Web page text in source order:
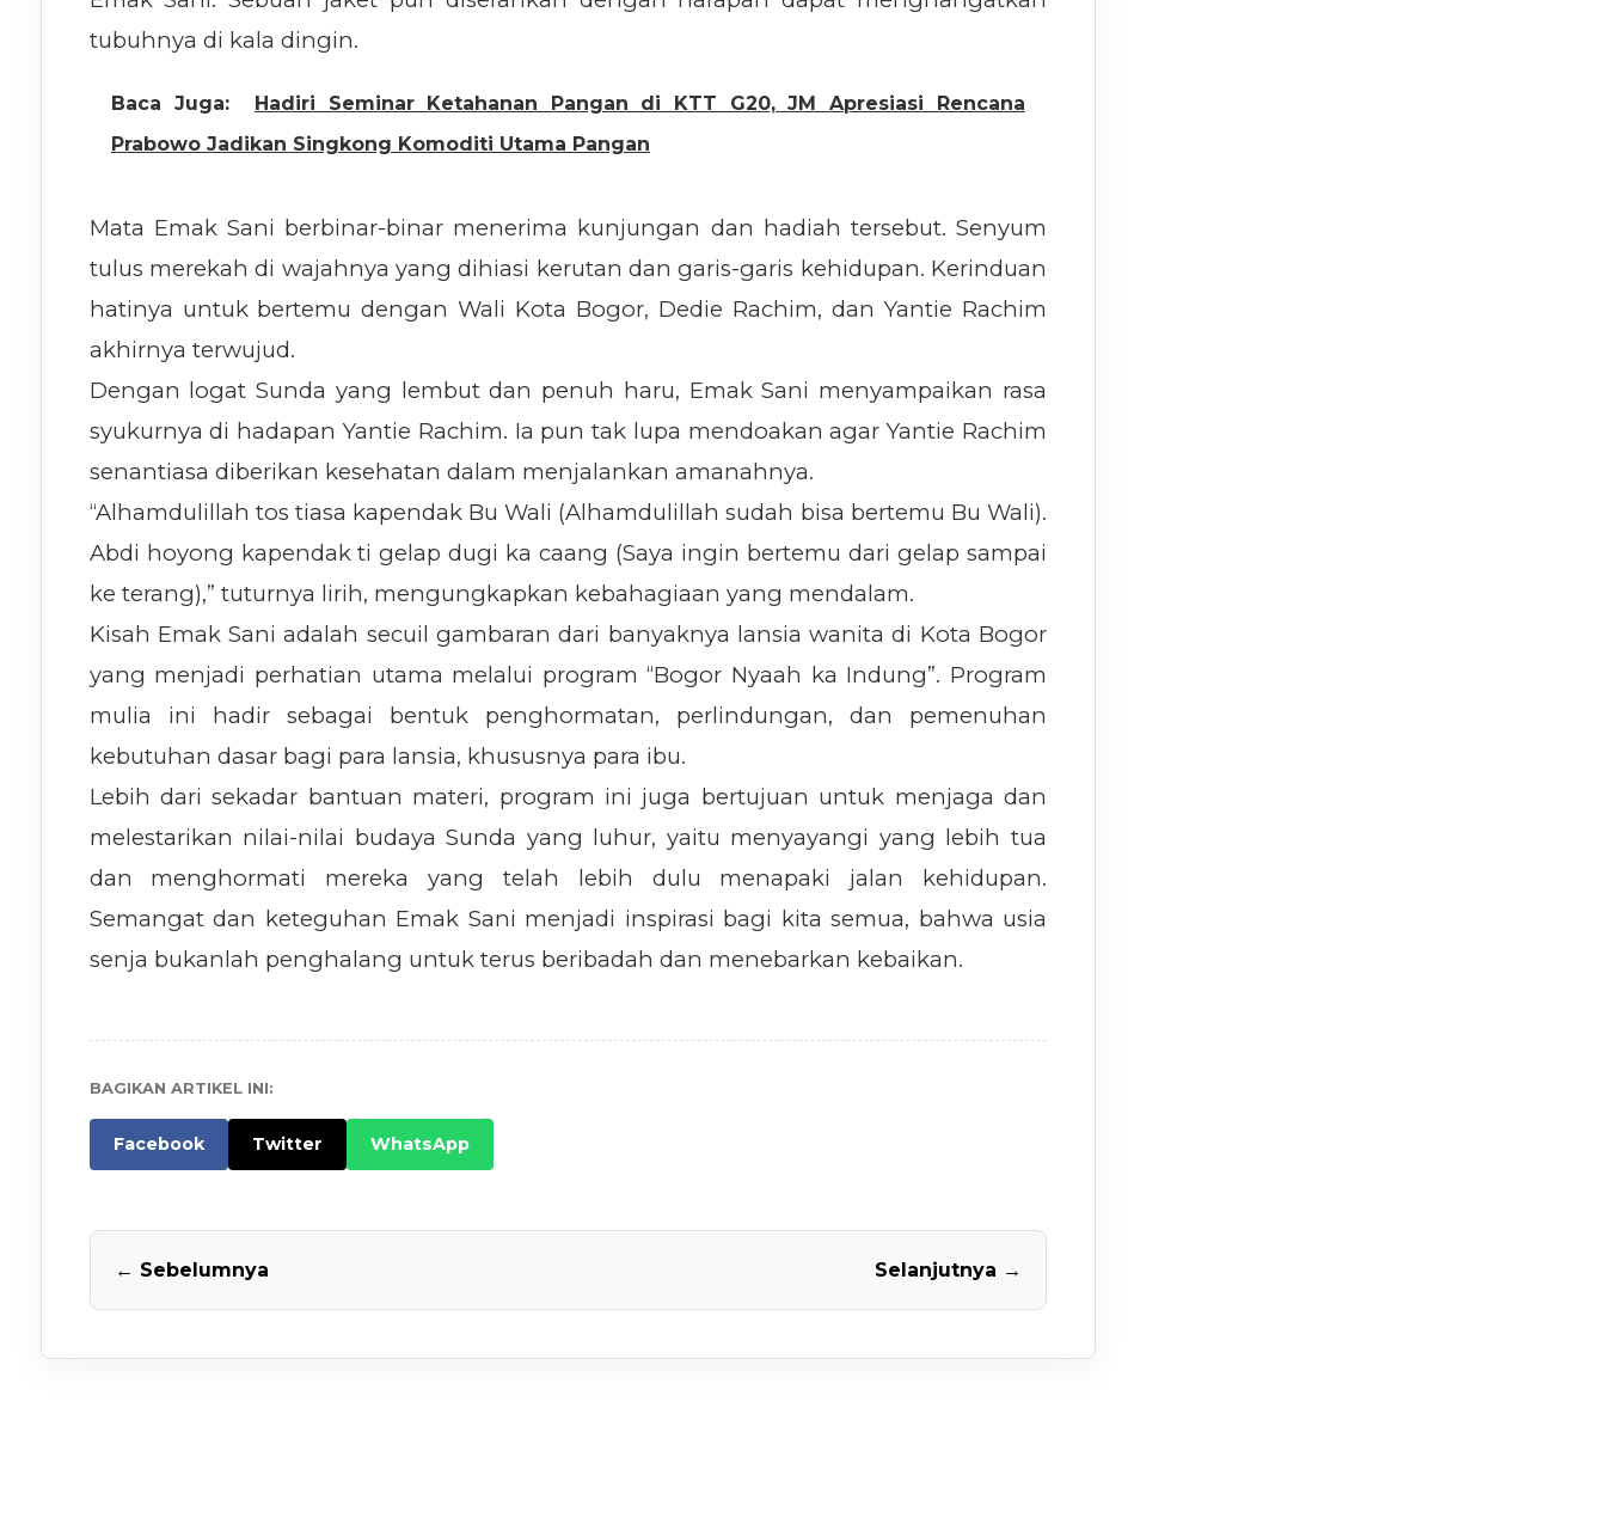
tubuhnya di kala dingin.
Baca Juga:
Hadiri Seminar Ketahanan Pangan di KTT G20, JM Apresiasi Rencana
Prabowo Jadikan Singkong Komoditi Utama Pangan
Mata Emak Sani berbinar-binar menerima kunjungan dan hadiah tersebut. Senyum
tulus merekah di wajahnya yang dihiasi kerutan dan garis-garis kehidupan. Kerinduan
hatinya untuk bertemu dengan Wali Kota Bogor, Dedie Rachim, dan Yantie Rachim
akhirnya terwujud.
Dengan logat Sunda yang lembut dan penuh haru, Emak Sani menyampaikan rasa
syukurnya di hadapan Yantie Rachim. Ia pun tak lupa mendoakan agar Yantie Rachim
senantiasa diberikan kesehatan dalam menjalankan amanahnya.
“Alhamdulillah tos tiasa kapendak Bu Wali (Alhamdulillah sudah bisa bertemu Bu Wali).
Abdi hoyong kapendak ti gelap dugi ka caang (Saya ingin bertemu dari gelap sampai
ke terang),” tuturnya lirih, mengungkapkan kebahagiaan yang mendalam.
Kisah Emak Sani adalah secuil gambaran dari banyaknya lansia wanita di Kota Bogor
yang menjadi perhatian utama melalui program “Bogor Nyaah ka Indung”. Program
mulia ini hadir sebagai bentuk penghormatan, perlindungan, dan pemenuhan
kebutuhan dasar bagi para lansia, khususnya para ibu.
Lebih dari sekadar bantuan materi, program ini juga bertujuan untuk menjaga dan
melestarikan nilai-nilai budaya Sunda yang luhur, yaitu menyayangi yang lebih tua
dan menghormati mereka yang telah lebih dulu menapaki jalan kehidupan.
Semangat dan keteguhan Emak Sani menjadi inspirasi bagi kita semua, bahwa usia
senja bukanlah penghalang untuk terus beribadah dan menebarkan kebaikan.
BAGIKAN ARTIKEL INI:
Facebook Twitter WhatsApp
← Sebelumnya Selanjutnya →